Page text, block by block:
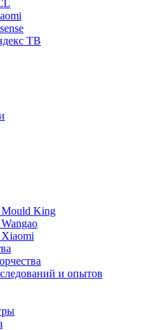
ТВ
King
и опытов